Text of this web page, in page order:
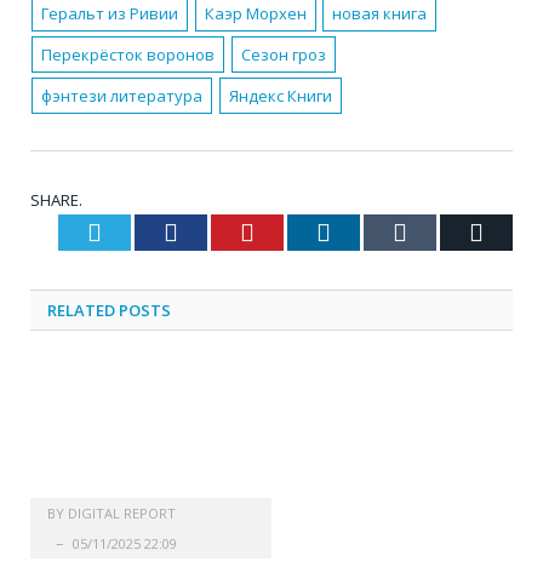
Геральт из Ривии
Каэр Морхен
новая книга
Перекрёсток воронов
Сезон гроз
фэнтези литература
Яндекс Книги
SHARE.
Twitter Facebook Pinterest LinkedIn Tumblr
RELATED POSTS
BY DIGITAL REPORT
05/11/2025 22:09